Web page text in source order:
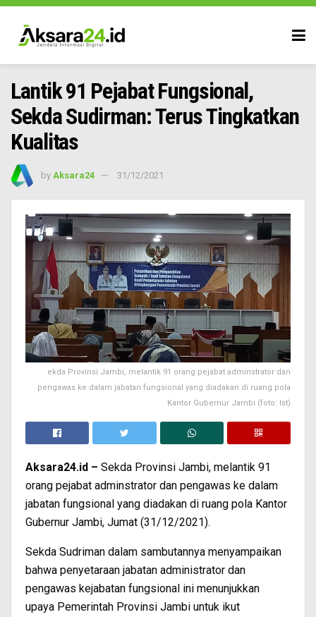
Lantik 91 Pejabat Fungsional,
Sekda Sudirman: Terus Tingkatkan
Kualitas
by Aksara24 31/12/2021
ekda Provinsi Jambi, melantik 91 orang pejabat adminstrator dan
pengawas ke dalam jabatan fungsional yang diadakan di ruang pola
Kantor Gubernur Jambi (foto: Ist)
Aksara24.id – Sekda Provinsi Jambi, melantik 91
orang pejabat adminstrator dan pengawas ke dalam
jabatan fungsional yang diadakan di ruang pola Kantor
Gubernur Jambi, Jumat (31/12/2021).
Sekda Sudriman dalam sambutannya menyampaikan
bahwa penyetaraan jabatan administrator dan
pengawas kejabatan fungsional ini menunjukkan
upaya Pemerintah Provinsi Jambi untuk ikut